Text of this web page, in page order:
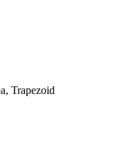
Trapezoid